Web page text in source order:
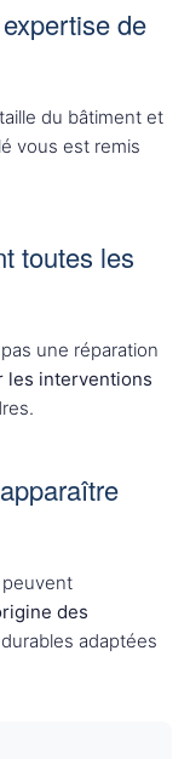
de
du bâtiment et
vous est remis
toutes les
une réparation
les interventions
peuvent
des
adaptées